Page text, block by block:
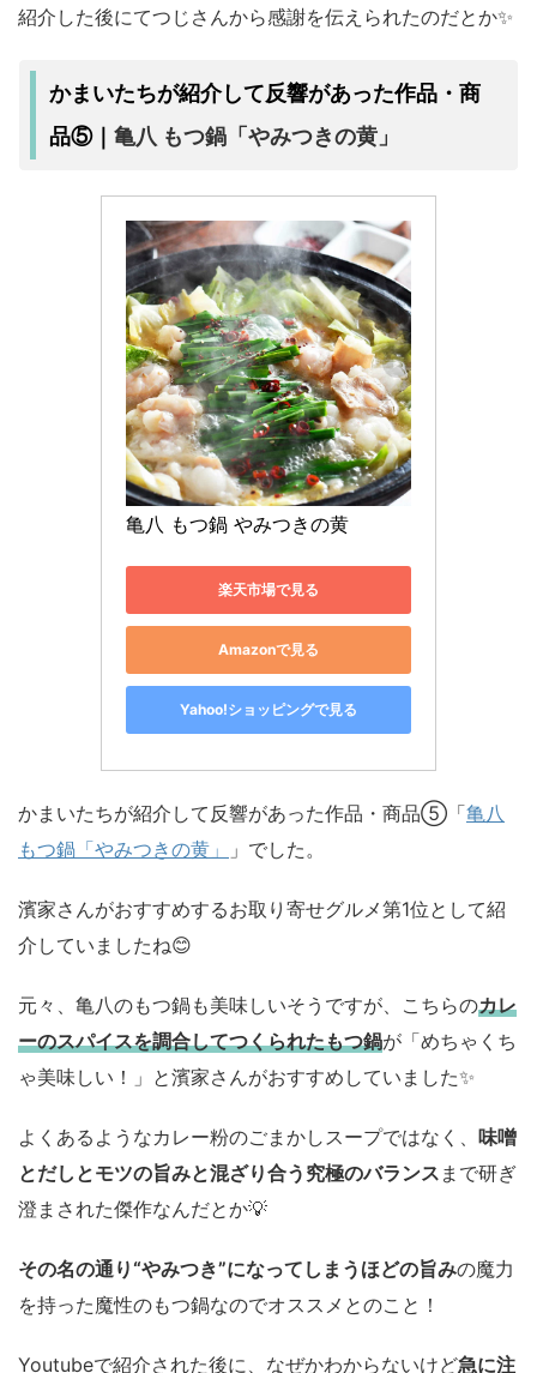
紹介した後にてつじさんから感謝を伝えられたのだとか✨
かまいたちが紹介して反響があった作品・商
品⑤｜亀八 もつ鍋「やみつきの黄」
亀八 もつ鍋 やみつきの黄
楽天市場で見る
Amazonで見る
Yahoo!ショッピングで見る
かまいたちが紹介して反響があった作品・商品⑤「亀八
もつ鍋「やみつきの黄」
」でした。
濱家さんがおすすめするお取り寄せグルメ第1位として紹
介していましたね😊
元々、亀八のもつ鍋も美味しいそうですが、こちらのカレ
ーのスパイスを調合してつくられたもつ鍋が「めちゃくち
ゃ美味しい！」と濱家さんがおすすめしていました✨
よくあるようなカレー粉のごまかしスープではなく、 味噌
とだしとモツの旨みと混ざり合う究極のバランス まで研ぎ
澄まされた傑作なんだとか💡
その名の通り“やみつき”になってしまうほどの旨みの魔力
を持った魔性のもつ鍋なのでオススメとのこと！
Youtubeで紹介された後に、なぜかわからないけど急に注